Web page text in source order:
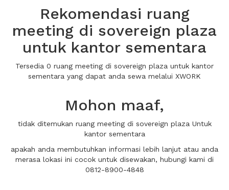
Rekomendasi ruang
meeting di sovereign plaza
untuk kantor sementara
Tersedia 0 ruang meeting di sovereign plaza untuk kantor
sementara yang dapat anda sewa melalui XWORK
Mohon maaf,
tidak ditemukan ruang meeting di sovereign plaza Untuk
kantor sementara
apakah anda membutuhkan informasi lebih lanjut atau anda
merasa lokasi ini cocok untuk disewakan, hubungi kami di
0812-8900-4848